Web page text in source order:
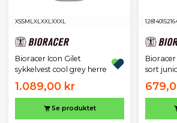
XSSMLXLXXLXXXL
Bioracer Icon Gilet
sykkelvest cool grey herre
1.089,00 kr
Se produktet
128140152
sort